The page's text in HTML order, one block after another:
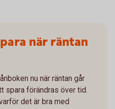
när räntan
nu när räntan går
spara förändras över tid.
det är bra med